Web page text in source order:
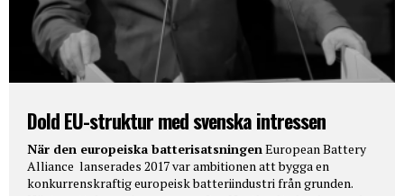
Dold EU-struktur med svenska intressen
När den europeiska batterisatsningenEuropean Battery
Alliance lanserades 2017 var ambitionen att bygga en
konkurrenskraftig europeisk batteriindustri från grunden.